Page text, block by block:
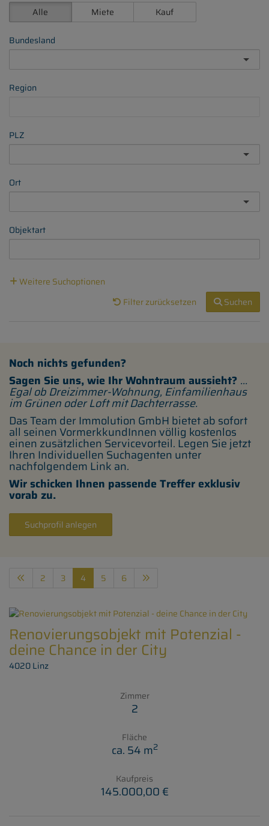
Alle
Miete Kauf
Bundesland
Region
PLZ
Ort
Objektart
Weitere Suchoptionen
Filter zurücksetzen
Suchen
Noch nichts gefunden?
Sagen Sie uns, wie Ihr Wohntraum aussieht? ...
Egal ob Dreizimmer-Wohnung, Einfamilienhaus
im Grünen oder Loft mit Dachterrasse.
Das Team der Immolution GmbH bietet ab sofort
all seinen VormerkkundInnen völlig kostenlos
einen zusätzlichen Servicevorteil. Legen Sie jetzt
Ihren Individuellen Suchagenten unter
nachfolgendem Link an.
Wir schicken Ihnen passende Treffer exklusiv
vorab zu.
Suchprofil anlegen
2 3 4 5 6
Renovierungsobjekt mit Potenzial -
deine Chance in der City
4020 Linz
Zimmer
2
Fläche
ca. 54 m2
Kaufpreis
145.000,00 €